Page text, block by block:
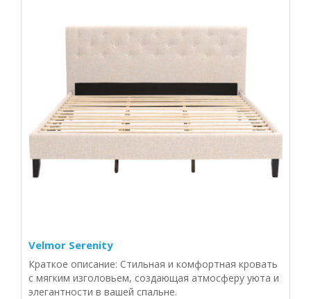
Velmor Serenity
Краткое описание: Стильная и комфортная кровать
с мягким изголовьем, создающая атмосферу уюта и
элегантности в вашей спальне.